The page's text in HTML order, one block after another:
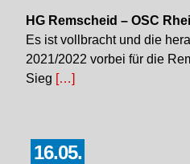
HG Remscheid – OSC
Es ist vollbracht und die
2021/2022 vorbei für die
Sieg […]
16.05.